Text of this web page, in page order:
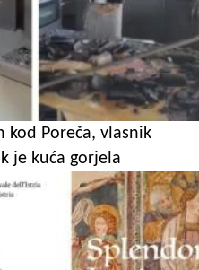
Poreča, vlasnik
je kuća gorjela